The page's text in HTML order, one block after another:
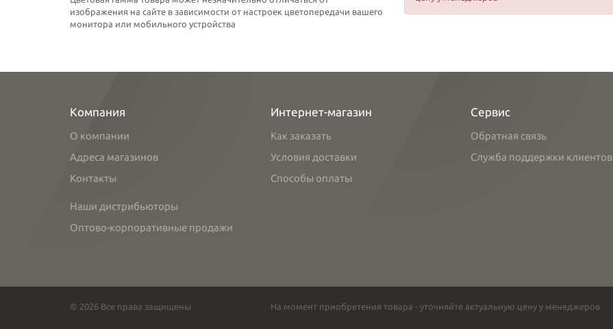
изображения на сайте в зависимости от настроек цветопередачи вашего
монитора или мобильного устройства
Компания
О компании
Адреса магазинов
Контакты
Наши дистрибьюторы
Оптово-корпоративные продажи
Интернет-магазин
Как заказать
Условия доставки
Способы оплаты
Сервис
Обратная связь
Служба поддержки клиентов
© 2026 Все права защищены На момент приобретения товара - уточняйте актуальную цену у менеджеров